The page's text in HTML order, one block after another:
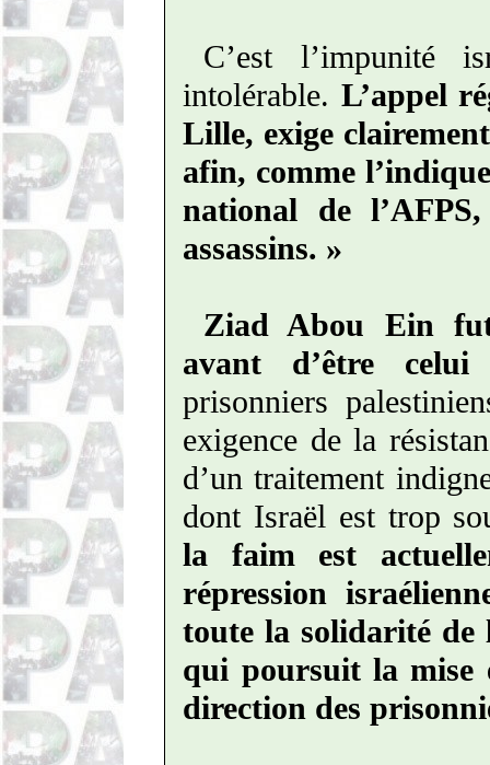
C’est l’impunité
intolérable. L’appel
Lille, exige
afin, comme
national de
assassins. »
Ziad Abou Einfut
avant d’être
prisonniers
exigence de la
d’un traitement
dont Israël est trop
la faim est
répression
toute la solidarité de
qui poursuit la mise
direction des